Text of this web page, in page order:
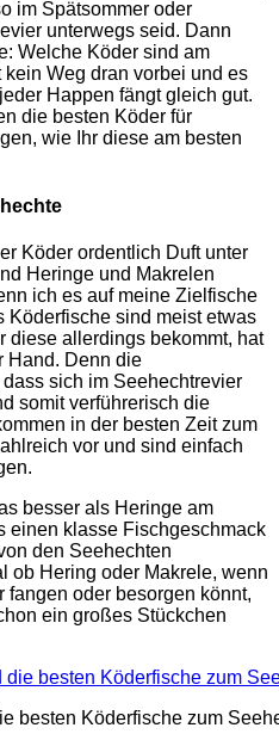
im Spätsommer oder
unterwegs seid. Dann
Welche Köder sind am
Weg dran vorbei und es
Happen fängt gleich gut.
die besten Köder für
wie Ihr diese am besten
Köder ordentlich Duft unter
Heringe und Makrelen
ich es auf meine Zielfische
Köderfische sind meist etwas
diese allerdings bekommt, hat
Hand. Denn die
sich im Seehechtrevier
somit verführerisch die
in der besten Zeit zum
vor und sind einfach
besser als Heringe am
einen klasse Fischgeschmack
den Seehechten
ob Hering oder Makrele, wenn
fangen oder besorgen könnt,
ein großes Stückchen
besten Köderfische zum